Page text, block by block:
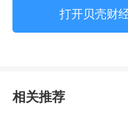
全球股市怎么了
大跌
打开贝壳财
相关推荐